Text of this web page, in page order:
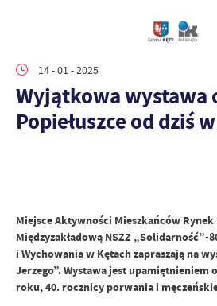
14 - 01 - 2025
Wyjątkowa wystawa
Popiełuszce od dziś
Miejsce Aktywności Mieszkańców Rynek
Międzyzakładową NSZZ
i Wychowania w Kętach zapraszają na
Jerzego”. Wystawa jest upamiętnieniem
roku, 40. rocznicy porwania i